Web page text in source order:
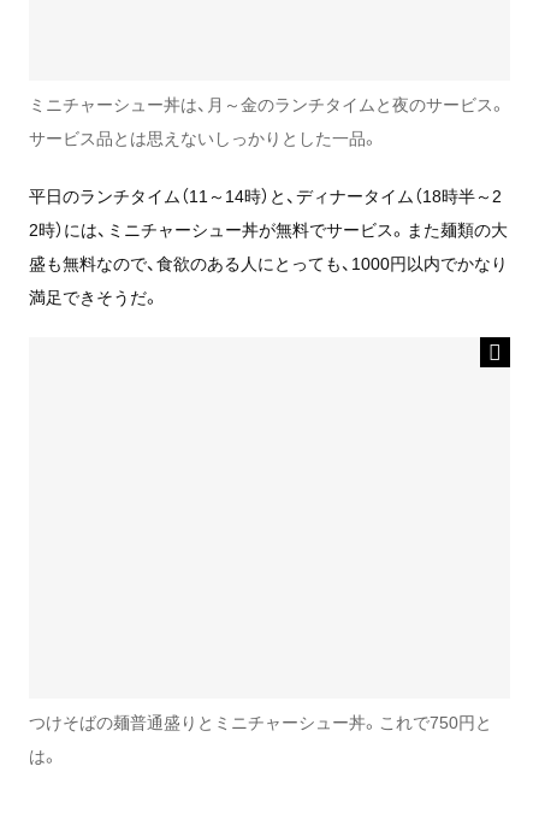
ミニチャーシュー丼は、月～金のランチタイムと夜のサービス。
サービス品とは思えないしっかりとした一品。
平日のランチタイム（11～14時）と、ディナータイム（18時半～2
2時）には、ミニチャーシュー丼が無料でサービス。また麺類の大
盛も無料なので、食欲のある人にとっても、1000円以内でかなり
満足できそうだ。
つけそばの麺普通盛りとミニチャーシュー丼。これで750円と
は。